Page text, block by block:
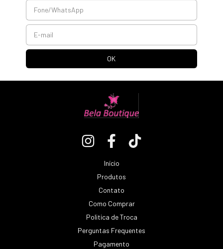
Início
Produtos
Contato
Como Comprar
Politica de Troca
Perguntas Frequentes
Pagamento